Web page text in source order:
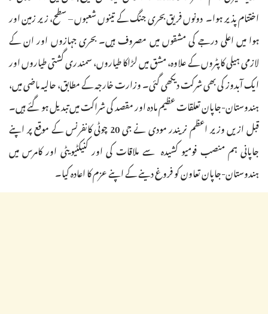
اختتام پذیر ہوا۔ دونوں فریق بحری جنگ کے تینوں شعبوں – سطح، زیر زمین اور
ہوا میں اعلی درجے کی مشقوں میں مصروف ہیں۔ بحری جہازوں اور ان کے
لازمی ہیلی کاپٹروں کے علاوہ، مشق میں لڑاکا طیاروں، سمندری گشتی طیاروں اور
ایک آبدوز کی بھی شرکت دیکھی گئی۔ وزارت خارجہ کے مطابق، حالیہ ماضی میں،
ہندوستان-جاپان تعلقات عظیم مادہ اور مقصد کی شراکت میں تبدیل ہو گئے ہیں۔
قبل ازیں وزیر اعظم نریندر مودی نے جی 20 چوٹی کانفرنس کے موقع پر اپنے
جاپانی ہم منصب فومیو کشیدہ سے ملاقات کی اور کنیکٹیویٹی اور کامرس میں
ہندوستان-جاپان تعاون کو فروغ دینے کے اپنے عزم کا اعادہ کیا۔